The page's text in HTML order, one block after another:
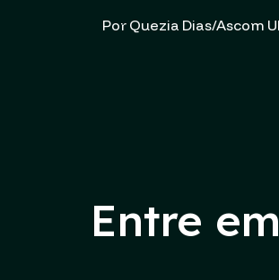
Por Quezia Dias/Ascom
Entre